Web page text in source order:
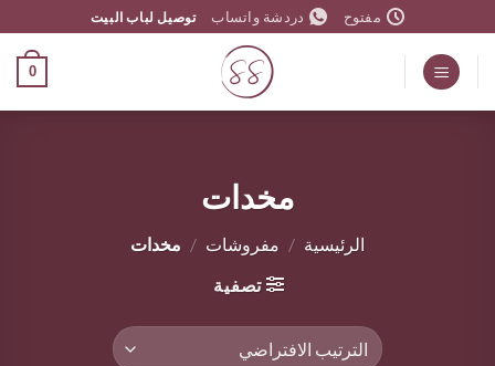
للمحتوى
مفتوح دردشة واتساب توصيل لباب البيت
0
مخدات
الرئيسية / مفروشات / مخدات
تصفية